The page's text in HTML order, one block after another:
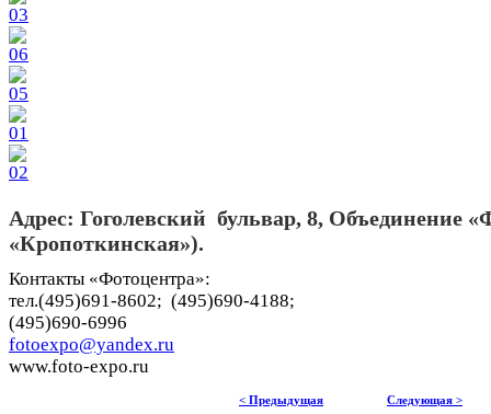
Адрес: Гоголевский бульвар, 8, Объединение
«Кропоткинская»).
Контакты «Фотоцентра»:
тел.(495)691-8602; (495)690-4188;
(495)690-6996
fotoexpo@yandex.ru
www.foto-expo.ru
< Предыдущая Следующая >